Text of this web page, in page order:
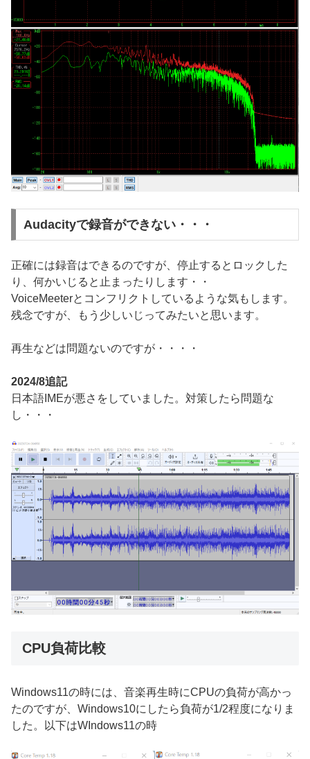
Audacityで録音ができない・・・
正確には録音はできるのですが、停止するとロックした
り、何かいじると止まったりします・・
VoiceMeeterとコンフリクトしているような気もします。
残念ですが、もう少しいじってみたいと思います。
再生などは問題ないのですが・・・・
2024/8追記
日本語IMEが悪さをしていました。対策したら問題な
し・・・
CPU負荷比較
Windows11の時には、音楽再生時にCPUの負荷が高かっ
たのですが、Windows10にしたら負荷が1/2程度になりま
した。以下はWIndows11の時